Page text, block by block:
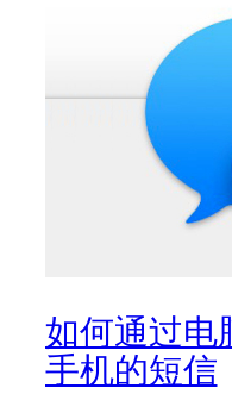
如何通过电
手机的短信